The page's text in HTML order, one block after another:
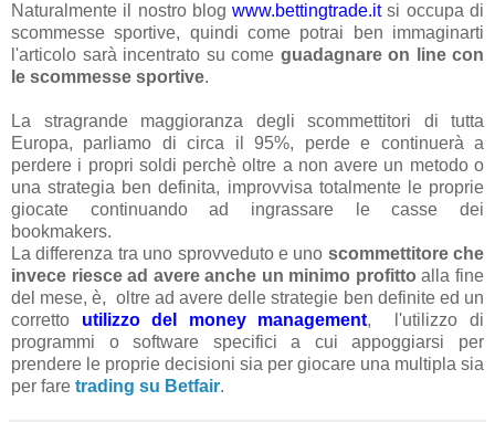
Naturalmente il nostro blogwww.bettingtrade.itsi occupa di
scommesse sportive, quindi come potrai ben immaginarti
l'articolo sarà incentrato su come guadagnare on line con
le scommesse sportive.
La stragrande maggioranza degli scommettitori di tutta
Europa, parliamo di circa il 95%, perde e continuerà a
perdere i propri soldi perchè oltre a non avere un metodo o
una strategia ben definita, improvvisa totalmente le proprie
giocate continuando ad ingrassare le casse dei
bookmakers.
La differenza tra uno sprovveduto e uno scommettitore che
invece riesce ad avere anche un minimo profittoalla fine
del mese, è, oltre ad avere delle strategie ben definite ed un
corretto utilizzo del money management, l'utilizzo di
programmi o software specifici a cui appoggiarsi per
prendere le proprie decisioni sia per giocare una multipla sia
per fare trading su Betfair.